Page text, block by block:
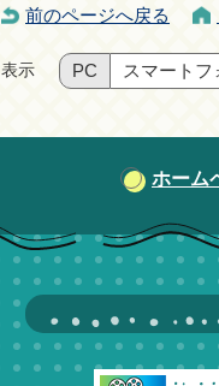
前のページへ戻る
表示 PC スマートフ
ホーム